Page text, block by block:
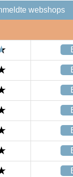
webshops